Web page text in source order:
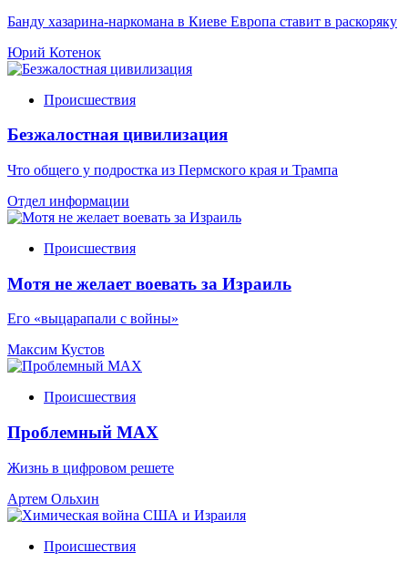
Банду хазарина-наркомана в Киеве Европа ставит в раскоряку
Юрий Котенок
Происшествия
Безжалостная цивилизация
Что общего у подростка из Пермского края и Трампа
Отдел информации
Происшествия
Мотя не желает воевать за Израиль
Его «выцарапали с войны»
Максим Кустов
Происшествия
Проблемный МАХ
Жизнь в цифровом решете
Артем Ольхин
Происшествия